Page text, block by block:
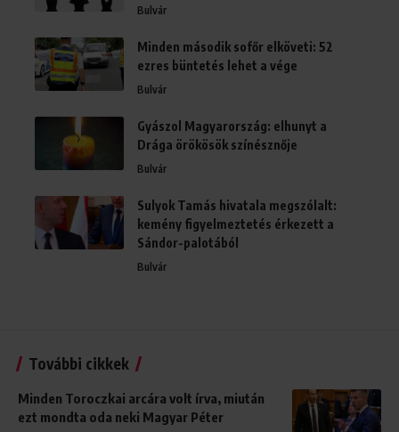
Bulvár
Minden második sofőr elköveti: 52
ezres büntetés lehet a vége
Bulvár
Gyászol Magyarország: elhunyt a
Drága örökösök színésznője
Bulvár
Sulyok Tamás hivatala megszólalt:
kemény figyelmeztetés érkezett a
Sándor-palotából
Bulvár
További cikkek
Minden Toroczkai arcára volt írva, miután
ezt mondta oda neki Magyar Péter